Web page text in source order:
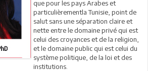
que pour les pays Arabes et
particulièrementla Tunisie, point de
salut sans une séparation claire et
nette entre le domaine privé qui est
celui des croyances et de la religion,
et le domaine public qui est celui du
système politique, de la loi et des
institutions.